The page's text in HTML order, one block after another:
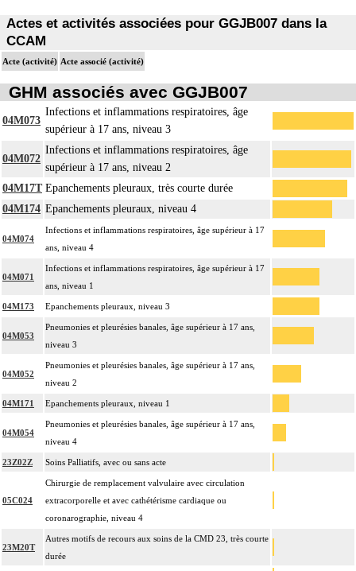
Actes et activités associées pour GGJB007 dans la
CCAM
Acte (activité) Acte associé (activité)
GHM associés avec GGJB007
04M073
Infections et inflammations respiratoires, âge
supérieur à 17 ans, niveau 3
04M072
Infections et inflammations respiratoires, âge
supérieur à 17 ans, niveau 2
04M17T Epanchements pleuraux, très courte durée
04M174 Epanchements pleuraux, niveau 4
04M074
Infections et inflammations respiratoires, âge supérieur à 17
ans, niveau 4
04M071
Infections et inflammations respiratoires, âge supérieur à 17
ans, niveau 1
04M173 Epanchements pleuraux, niveau 3
04M053
Pneumonies et pleurésies banales, âge supérieur à 17 ans,
niveau 3
04M052
Pneumonies et pleurésies banales, âge supérieur à 17 ans,
niveau 2
04M171 Epanchements pleuraux, niveau 1
04M054
Pneumonies et pleurésies banales, âge supérieur à 17 ans,
niveau 4
23Z02Z Soins Palliatifs, avec ou sans acte
05C024
Chirurgie de remplacement valvulaire avec circulation
extracorporelle et avec cathétérisme cardiaque ou
coronarographie, niveau 4
23M20T
Autres motifs de recours aux soins de la CMD 23, très courte
durée